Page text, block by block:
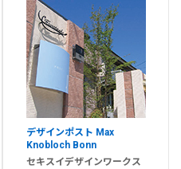
デザインポスト Max
Knobloch Bonn
セキスイデザインワークス